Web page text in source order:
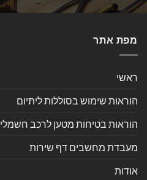
מפת אתר
ראשי
הוראות שימוש בסוללות ליתיום
הוראות בטיחות מטען לרכב חשמלי
מעבדת מחשבים דף שירות
אודות